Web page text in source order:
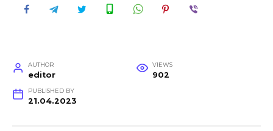
AUTHOR
editor
VIEWS
902
PUBLISHED BY
21.04.2023